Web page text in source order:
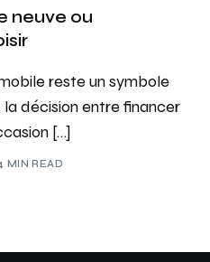
neuve ou
reste un symbole
décision entre financer
[…]
MIN READ